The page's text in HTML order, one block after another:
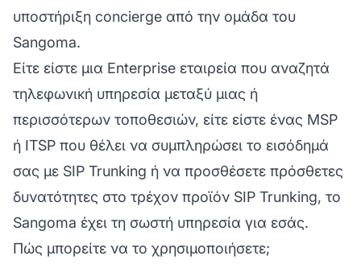
υποστήριξη concierge από την ομάδα του
Sangoma.
Είτε είστε μια Enterprise εταιρεία που αναζητά
τηλεφωνική υπηρεσία μεταξύ μιας ή
περισσότερων τοποθεσιών, είτε είστε ένας MSP
ή ITSP που θέλει να συμπληρώσει το εισόδημά
σας με SIP Trunking ή να προσθέσετε πρόσθετες
δυνατότητες στο τρέχον προϊόν SIP Trunking, το
Sangoma έχει τη σωστή υπηρεσία για εσάς.
Πώς μπορείτε να το χρησιμοποιήσετε;